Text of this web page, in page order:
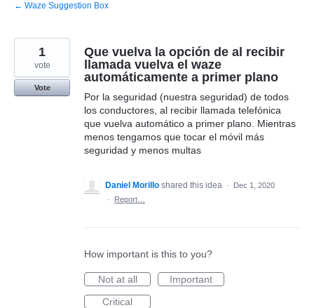
← Waze Suggestion Box
Que vuelva la opción de al recibir
llamada vuelva el waze
automáticamente a primer plano
Por la seguridad (nuestra seguridad) de todos
los conductores, al recibir llamada telefónica
que vuelva automático a primer plano. Mientras
menos tengamos que tocar el móvil más
seguridad y menos multas
1
vote
Vote
Daniel Morillo shared this idea ·
Dec 1, 2020
·
Report…
How important is this to you?
Not at all
Important
Critical